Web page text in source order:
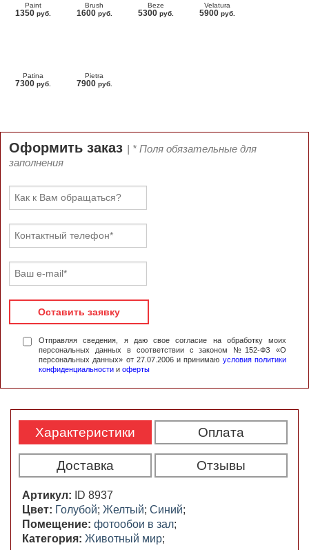
Paint
1350 руб.
Brush
1600 руб.
Beze
5300 руб.
Velatura
5900 руб.
Patina
7300 руб.
Pietra
7900 руб.
Оформить заказ | * Поля обязательные для
заполнения
Оставить заявку
Отправляя сведения, я даю свое согласие на обработку моих
персональных данных в соответствии с законом №152-ФЗ «О
персональных данных» от 27.07.2006 и принимаю условия политики
конфиденциальности и оферты
Характеристики Оплата
Доставка Отзывы
Артикул:
ID 8937
Цвет: Голубой; Желтый; Синий;
Помещение: фотообои в зал;
Категория: Животный мир;